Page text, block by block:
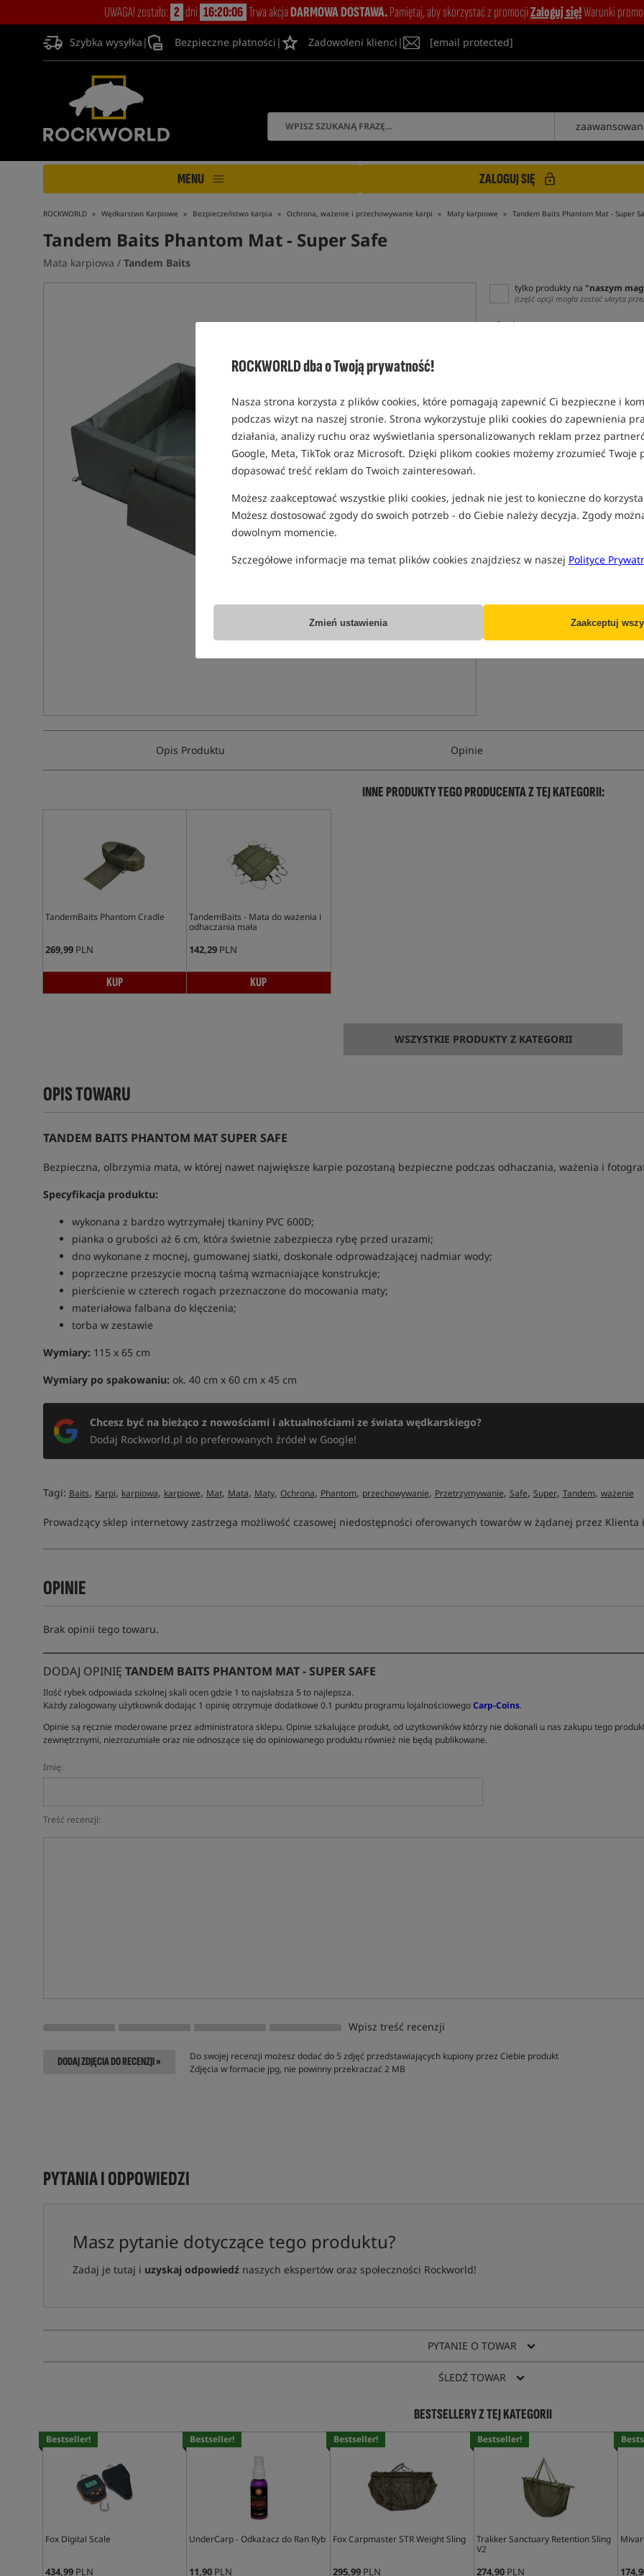
ROCKWORLD dba o Twoją prywatność!
Nasza strona korzysta z plików cookies, które pomagają zapewnić Ci bezpieczne i
podczas wizyt na naszej stronie. Strona wykorzystuje pliki cookies do zapewnienia
działania, analizy ruchu oraz wyświetlania spersonalizowanych reklam przez
Google, Meta, TikTok oraz Microsoft. Dzięki plikom cookies możemy zrozumieć Twoje
dopasować treść reklam do Twoich zainteresowań.
Możesz zaakceptować wszystkie pliki cookies, jednak nie jest to konieczne do
Możesz dostosować zgody do swoich potrzeb - do Ciebie należy decyzja. Zgody
dowolnym momencie.
Szczegółowe informacje ma temat plików cookies znajdziesz w naszej Polityce
Zmień ustawienia Zaakceptuj
UWAGA! zostało: 2 dni 16:20:05 Trwa akcjaDARMOWA DOSTAWA.Pamiętaj, aby skorzystać z promocjiZaloguj się!Warunki
Szybka wysyłka | Bezpieczne płatności | Zadowoleni klienci | [email protected]
MENU ZALOGUJ SIĘ
ROCKWORLD Wędkarstwo Karpiowe Bezpieczeństwo karpia Ochrona, ważenie i przechowywanie karpi Maty karpiowe Tandem Baits Phantom Mat - Super
Tandem Baits Phantom Mat - Super Safe
Mata karpiowa / Tandem Baits
tylko produkty na "naszym
(część opcji mogła zostać ukryta
Opcja
Opis Produktu Opinie
INNE PRODUKTY TEGO PRODUCENTA Z TEJ KATEGORII:
TandemBaits Phantom Cradle
269,99PLN
KUP
TandemBaits - Mata do ważenia i
odhaczania mała
142,29PLN
KUP
WSZYSTKIE PRODUKTY Z KATEGORII
OPIS TOWARU
TANDEM BAITS PHANTOM MAT SUPER SAFE
Bezpieczna, olbrzymia mata, w której nawet największe karpie pozostaną bezpieczne podczas odhaczania, ważenia i
Specyfikacja produktu:
wykonana z bardzo wytrzymałej tkaniny PVC 600D;
pianka o grubości aż 6 cm, która świetnie zabezpiecza rybę przed urazami;
dno wykonane z mocnej, gumowanej siatki, doskonale odprowadzającej nadmiar wody;
poprzeczne przeszycie mocną taśmą wzmacniające konstrukcje;
pierścienie w czterech rogach przeznaczone do mocowania maty;
materiałowa falbana do klęczenia;
torba w zestawie
Wymiary: 115 x 65 cm
Wymiary po spakowaniu: ok. 40 cm x 60 cm x 45 cm
Chcesz być na bieżąco z nowościami i aktualnościami ze świata wędkarskiego?
Dodaj Rockworld.pl do preferowanych źródeł w Google!
Tagi: Baits, Karpi, karpiowa, karpiowe, Mat, Mata, Maty, Ochrona, Phantom, przechowywanie, Przetrzymywanie, Safe, Super, Tandem, ważenie
Prowadzący sklep internetowy zastrzega możliwość czasowej niedostępności oferowanych towarów w żądanej przez
OPINIE
Brak opinii tego towaru.
DODAJ OPINIĘ TANDEM BAITS PHANTOM MAT - SUPER SAFE
Ilość rybek odpowiada szkolnej skali ocen gdzie 1 to najsłabsza 5 to najlepsza.
Każdy zalogowany użytkownik dodając 1 opinię otrzymuje dodatkowe 0.1 punktu programu lojalnościowegoCarp-Coins.
Opinie są ręcznie moderowane przez administratora sklepu. Opinie szkalujące produkt, od użytkowników którzy nie dokonali u nas zakupu tego
zewnętrznymi, niezrozumiałe oraz nie odnoszące się do opiniowanego produktu również nie będą publikowane.
Imię:
Treść recenzji:
Wpisz treść recenzji
DODAJ ZDJĘCIA DO RECENZJI »
Do swojej recenzji możesz dodać do 5 zdjęć przedstawiających kupiony przez Ciebie produkt
Zdjęcia w formacie jpg, nie powinny przekraczać 2 MB
PYTANIA I ODPOWIEDZI
Masz pytanie dotyczące tego produktu?
Zadaj je tutaj i uzyskaj odpowiedźnaszych ekspertów oraz społeczności Rockworld!
PYTANIE O TOWAR
ŚLEDŹ TOWAR
BESTSELLERY Z TEJ KATEGORII
Bestseller!
Fox Digital Scale
434,99PLN
Bestseller!
UnderCarp - Odkażacz do Ran Ryb
11,90PLN
Bestseller!
Fox Carpmaster STR Weight Sling
295,99PLN
Bestseller!
Trakker Sanctuary Retention Sling
V2
274,90PLN